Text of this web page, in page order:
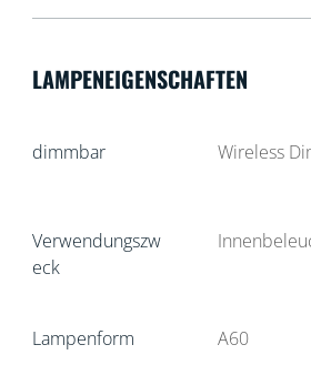
LAMPENEIGENSCHAFTEN
dimmbar Wireless
Verwendungszw
eck
Lampenform A60